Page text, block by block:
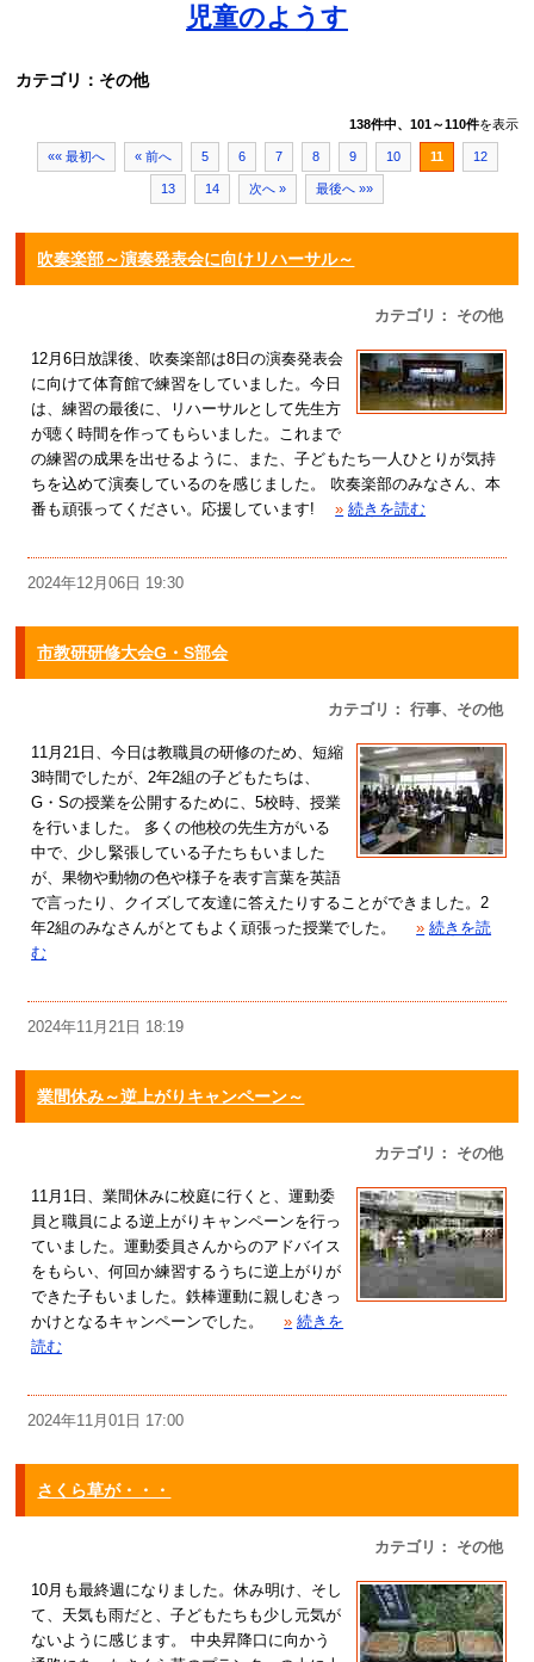
児童のようす
カテゴリ：その他
138件中、101～110件を表示
«« 最初へ « 前へ 5 6 7 8 9 10 11 12
13 14 次へ » 最後へ »»
吹奏楽部～演奏発表会に向けリハーサル～
カテゴリ： その他
12月6日放課後、吹奏楽部は8日の演奏発表会
に向けて体育館で練習をしていました。今日
は、練習の最後に、リハーサルとして先生方
が聴く時間を作ってもらいました。これまで
の練習の成果を出せるように、また、子どもたち一人ひとりが気持
ちを込めて演奏しているのを感じました。 吹奏楽部のみなさん、本
番も頑張ってください。応援しています!
» 続きを読む
2024年12月06日 19:30
市教研研修大会G・S部会
カテゴリ： 行事、その他
11月21日、今日は教職員の研修のため、短縮
3時間でしたが、2年2組の子どもたちは、
G・Sの授業を公開するために、5校時、授業
を行いました。 多くの他校の先生方がいる
中で、少し緊張している子たちもいました
が、果物や動物の色や様子を表す言葉を英語
で言ったり、クイズして友達に答えたりすることができました。2
年2組のみなさんがとてもよく頑張った授業でした。
» 続きを読
む
2024年11月21日 18:19
業間休み～逆上がりキャンペーン～
カテゴリ： その他
11月1日、業間休みに校庭に行くと、運動委
員と職員による逆上がりキャンペーンを行っ
ていました。運動委員さんからのアドバイス
をもらい、何回か練習するうちに逆上がりが
できた子もいました。鉄棒運動に親しむきっ
かけとなるキャンペーンでした。
» 続きを
読む
2024年11月01日 17:00
さくら草が・・・
カテゴリ： その他
10月も最終週になりました。休み明け、そし
て、天気も雨だと、子どもたちも少し元気が
ないように感じます。 中央昇降口に向かう